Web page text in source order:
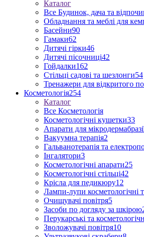
Каталог
Все Будинок, дача та
Обладнання та меблі для
Басейни90
Гамаки62
Дитячі гірки46
Дитячі пісочниці42
Гойдалки162
Стільці садові та шезлонги54
Тренажери для відкритого
Косметологія254
Каталог
Все Косметологія
Косметологічні кушетки33
Апарати для
Вакуумна терапія2
Гальванотерапія та
Інгалятори3
Косметологічні апарати25
Косметологічні стільці42
Крісла для педикюру12
Лампи-лупи косметологічні
Очищувачі повітря5
Засоби по догляду за шкірою
Перукарські та
Зволожувачі повітря10